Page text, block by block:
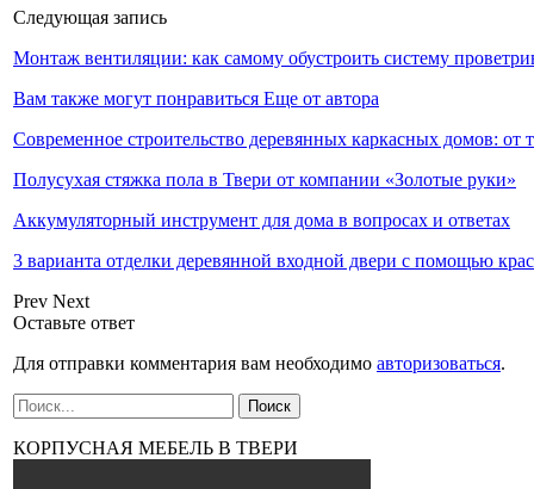
Следующая запись
Монтаж вентиляции: как самому обустроить систему
Вам также могут понравиться Еще от автора
Современное строительство деревянных каркасных домов:
Полусухая стяжка пола в Твери от компании «Золотые руки»
Аккумуляторный инструмент для дома в вопросах и ответах
3 варианта отделки деревянной входной двери с помощью
Prev Next
Оставьте ответ
Для отправки комментария вам необходимо авторизоваться.
КОРПУСНАЯ МЕБЕЛЬ В ТВЕРИ